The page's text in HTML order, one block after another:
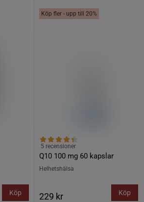
Köp
Köp fler - upp till 20%
Q10 100 mg 60 kapslar
5 recensioner
Helhetshälsa
229 kr Köp